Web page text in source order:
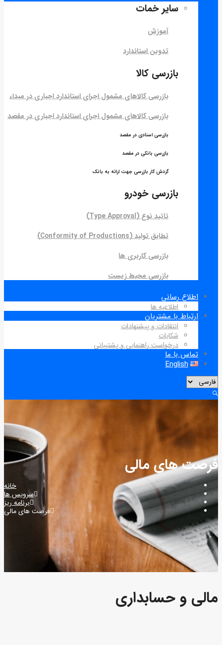
سایر خمات
آموزش
تدوین استاندارد
بازرسی کالا
بازرسی کالاهای مشمول اجرای استاندارد اجباری در مبداء
بازرسی کالاهای مشمول اجرای استاندارد اجباری در مقصد
بازرسی اسنادی در مقصد
بازرسی بانکی در مقصد
گردش کار بازرسی جهت ارائه به بانک
بازرسی خودرو
تائید نوع (Type Approval)
تطابق تولید (Conformity of Productions)
بازرسی کاربری ها
بازرسی محیط زیست
اطلاع رسانی
اطلاعیه ها
ارتباط با مشتریان
انتقادات و پیشنهادات
شکایات
درخواست راهنمایی و پشتیبانی
تماس با ما
English
فرصت های مالی
خانه
سرویس ها
برنامه ریز
فرصت های مالی
مالی و حسابداری